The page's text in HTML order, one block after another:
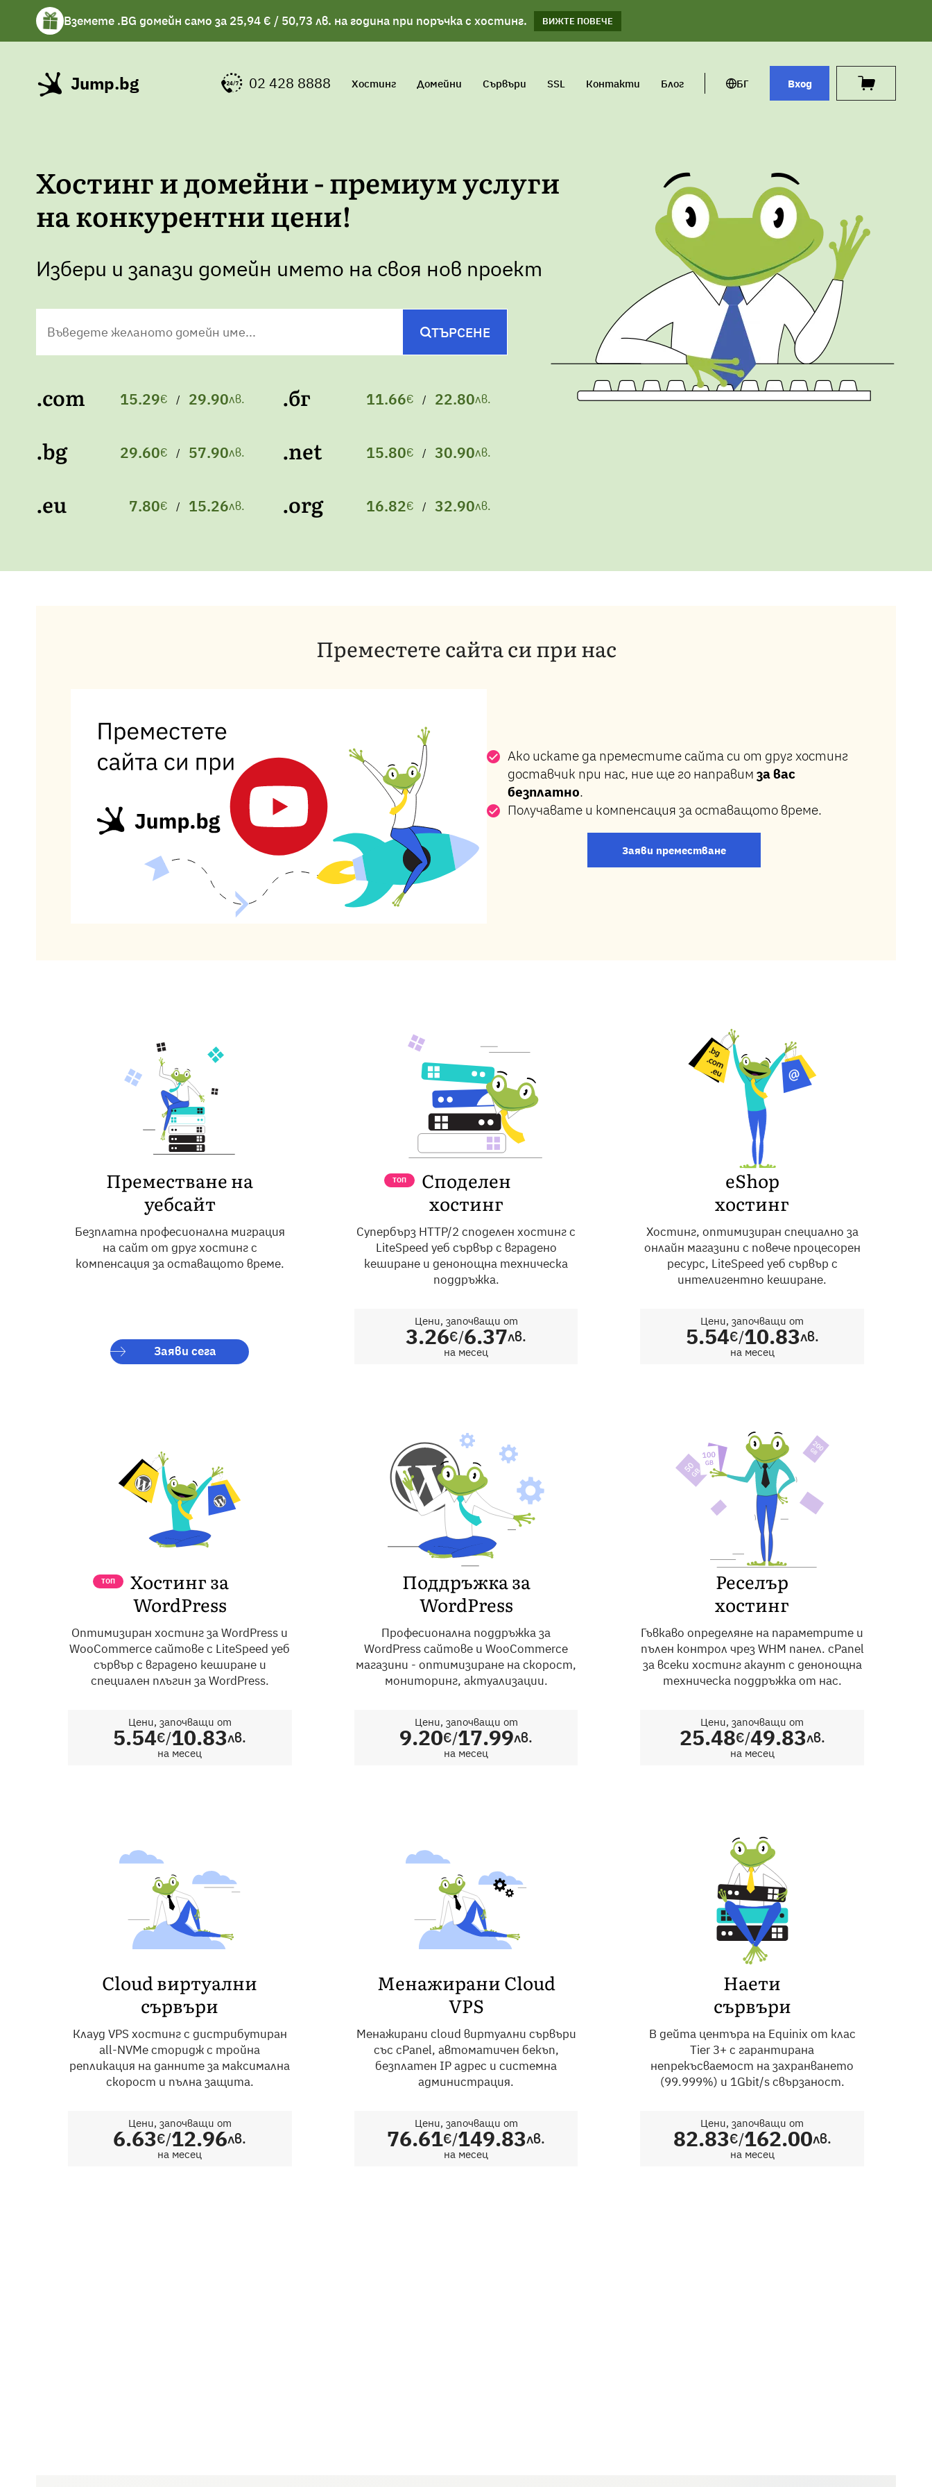
Вземете .BG домейн само за 25,94 € / 50,73 лв. на година при поръчка с хостинг. ВИЖТЕ ПОВЕЧЕ
Вземете подарък чаша с избрани хостинг планове! ВИЖΤΕ ПОВЕЧЕ
Jump.bg 02 428 8888 Хостинг Домейни Сървъри SSL Контакти Блог БГ Вход
Български English
Хостинг и домейни - премиум услуги
на конкурентни цени!
Избери и запази домейн името на своя нов проект
Въведете желаното домейн име... ТЪРСЕНЕ
.com 15.29€ / 29.90лв. .бг 11.66€ / 22.80лв.
.bg 29.60€ / 57.90лв. .net 15.80€ / 30.90лв.
.eu 7.80€ / 15.26лв. .org 16.82€ / 32.90лв.
Преместете сайта си при нас
Ако искате да преместите сайта си от друг хостинг
доставчик при нас, ние ще го направим за вас
безплатно.
Получавате и компенсация за оставащото време.
Заяви преместване
Преместване на
уебсайт
Безплатна професионална миграция
на сайт от друг хостинг с
компенсация за оставащото време.
Заяви сега
ТОП
Споделен
хостинг
Супербърз HTTP/2 споделен хостинг с
LiteSpeed уеб сървър с вградено
кеширане и денонощна техническа
поддръжка.
Цени, започващи от
3.26€/6.37лв.
на месец
eShop
хостинг
Хостинг, оптимизиран специално за
онлайн магазини с повече процесорен
ресурс, LiteSpeed уеб сървър с
интелигентно кеширане.
Цени, започващи от
5.54€/10.83лв.
на месец
ТОП
Хостинг за
WordPress
Оптимизиран хостинг за WordPress и
WooCommerce сайтове с LiteSpeed уеб
сървър с вградено кеширане и
специален плъгин за WordPress.
Цени, започващи от
5.54€/10.83лв.
на месец
Поддръжка за
WordPress
Професионална поддръжка за
WordPress сайтове и WooCommerce
магазини - оптимизиране на скорост,
мониторинг, актуализации.
Цени, започващи от
9.20€/17.99лв.
на месец
Реселър
хостинг
Гъвкаво определяне на параметрите и
пълен контрол чрез WHM панел. cPanel
за всеки хостинг акаунт с денонощна
техническа поддръжка от нас.
Цени, започващи от
25.48€/49.83лв.
на месец
Cloud виртуални
сървъри
Клауд VPS хостинг с дистрибутиран
all-NVMe сторидж с тройна
репликация на данните за максимална
скорост и пълна защита.
Цени, започващи от
6.63€/12.96лв.
на месец
Менажирани Cloud
VPS
Менажирани cloud виртуални сървъри
със cPanel, автоматичен бекъп,
безплатен IP адрес и системна
администрация.
Цени, започващи от
76.61€/149.83лв.
на месец
Наети
сървъри
В дейта центъра на Equinix от клас
Tier 3+ с гарантирана
непрекъсваемост на захранването
(99.999%) и 1Gbit/s свързаност.
Цени, започващи от
82.83€/162.00лв.
на месец